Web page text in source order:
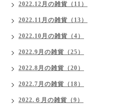
2022.12月の雑貨（11）
2022.11月の雑貨（13）
2022.10月の雑貨（4）
2022.9月の雑貨（25）
2022.8月の雑貨（20）
2022.7月の雑貨（18）
2022.６月の雑貨（9）